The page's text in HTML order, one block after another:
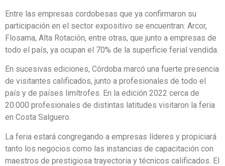
Entre las empresas cordobesas que ya confirmaron su
participación en el sector expositivo se encuentran: Arcor,
Flosama, Alta Rotación, entre otras, que junto a empresas de
todo el país, ya ocupan el 70% de la superficie ferial vendida.
En sucesivas ediciones, Córdoba marcó una fuerte presencia
de visitantes calificados, junto a profesionales de todo el
país y de países limítrofes. En la edición 2022 cerca de
20.000 profesionales de distintas latitudes visitaron la feria
en Costa Salguero.
La feria estará congregando a empresas líderes y propiciará
tanto los negocios como las instancias de capacitación con
maestros de prestigiosa trayectoria y técnicos calificados. El